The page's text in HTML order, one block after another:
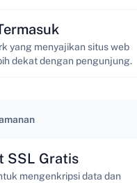
yang menyajikan situs web
dekat dengan pengunjung.
SSL Gratis
mengenkripsi data dan